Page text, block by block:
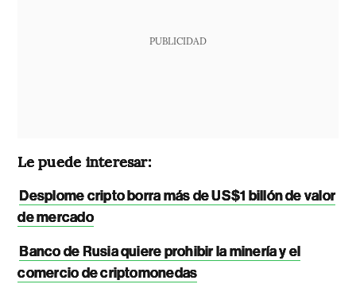
PUBLICIDAD
Le puede interesar:
Desplome cripto borra más de US$1 billón de valor
de mercado
Banco de Rusia quiere prohibir la minería y el
comercio de criptomonedas